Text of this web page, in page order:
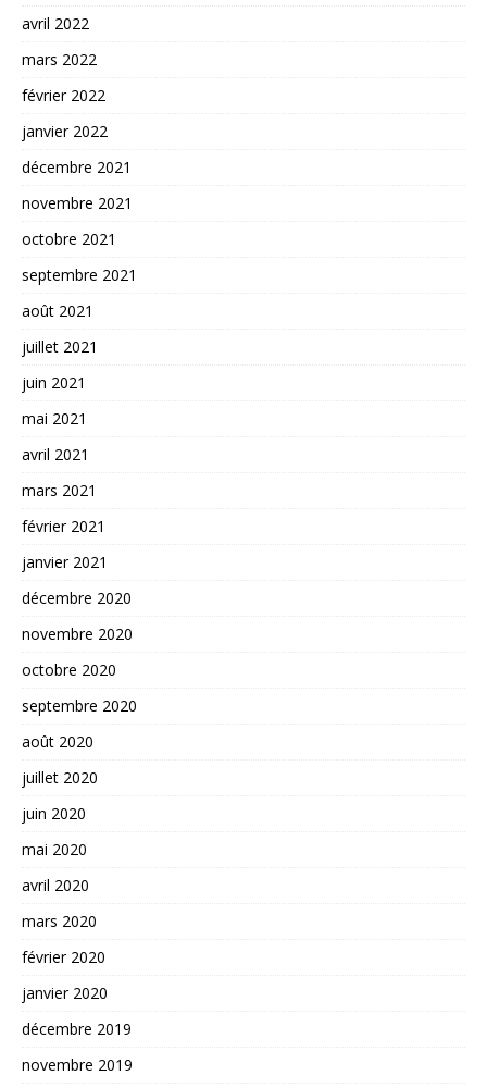
avril 2022
mars 2022
février 2022
janvier 2022
décembre 2021
novembre 2021
octobre 2021
septembre 2021
août 2021
juillet 2021
juin 2021
mai 2021
avril 2021
mars 2021
février 2021
janvier 2021
décembre 2020
novembre 2020
octobre 2020
septembre 2020
août 2020
juillet 2020
juin 2020
mai 2020
avril 2020
mars 2020
février 2020
janvier 2020
décembre 2019
novembre 2019